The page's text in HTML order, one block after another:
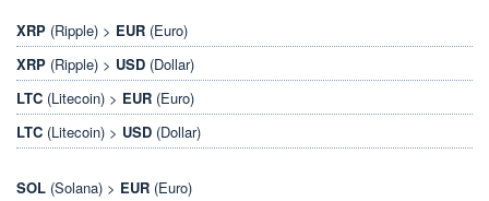
XRP (Ripple) > EUR (Euro)
XRP (Ripple) > USD (Dollar)
LTC (Litecoin) > EUR (Euro)
LTC (Litecoin) > USD (Dollar)
SOL (Solana) > EUR (Euro)